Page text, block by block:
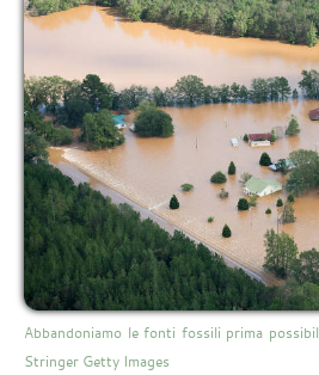
Abbandoniamo le fonti fossili prima
Stringer Getty Images